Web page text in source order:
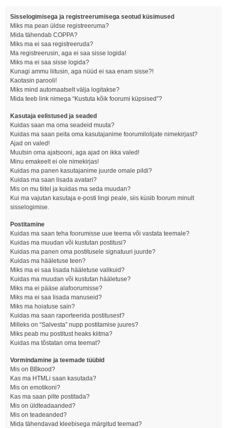
Sisselogimisega ja registreerumisega seotud küsimused
Miks ma pean üldse registreeruma?
Mida tähendab COPPA?
Miks ma ei saa registreeruda?
Ma registreerusin, aga ei saa sisse logida!
Miks ma ei saa sisse logida?
Kunagi ammu liitusin, aga nüüd ei saa enam sisse?!
Kaotasin parooli!
Miks mind automaatselt välja logitakse?
Mida teeb link nimega “Kustuta kõik foorumi küpsised”?
Kasutaja eelistused ja seaded
Kuidas saan ma oma seadeid muuta?
Kuidas ma saan peita oma kasutajanime foorumilolijate nimekirjast?
Ajad on valed!
Muutsin oma ajatsooni, aga ajad on ikka valed!
Minu emakeelt ei ole nimekirjas!
Kuidas ma panen kasutajanime juurde omale pildi?
Kuidas ma saan lisada avatari?
Mis on mu tiitel ja kuidas ma seda muudan?
Kui ma vajutan kasutaja e-posti lingi peale, siis küsib foorum minult
sisselogimise.
Postitamine
Kuidas ma saan teha foorumisse uue teema või vastata teemale?
Kuidas ma muudan või kustutan postitusi?
Kuidas ma panen oma postitusele signatuuri juurde?
Kuidas ma hääletuse teen?
Miks ma ei saa lisada hääletuse valikuid?
Kuidas ma muudan või kustutan hääletuse?
Miks ma ei pääse alafoorumisse?
Miks ma ei saa lisada manuseid?
Miks ma hoiatuse sain?
Kuidas ma saan raporteerida postitusest?
Milleks on “Salvesta” nupp postitamise juures?
Miks peab mu postitust heaks kiitma?
Kuidas ma tõstatan oma teemat?
Vormindamine ja teemade tüübid
Mis on BBkood?
Kas ma HTMLi saan kasutada?
Mis on emotikoni?
Kas ma saan pilte postitada?
Mis on üldteadaanded?
Mis on teadeanded?
Mida tähendavad kleebisega märgitud teemad?